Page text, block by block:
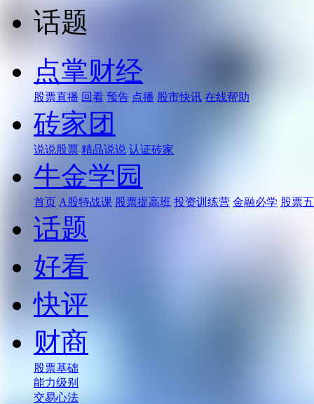
话题
点掌财经
股票直播 回看 预告 点播 股市快讯 在线帮助
砖家团
说说股票 精品说说 认证砖家
牛金学园
首页 A股特战课 股票提高班 投资训练营 金融必学 股票
话题
好看
快评
财商
股票基础
能力级别
交易心法